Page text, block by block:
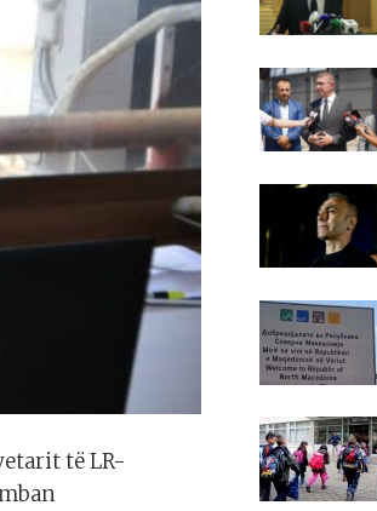
të LR-